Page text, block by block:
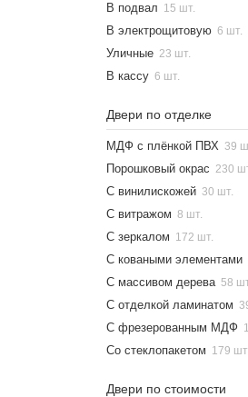
В подвал 15 шт.
В электрощитовую 6 шт.
Уличные 23 шт.
В кассу 6 шт.
Двери по отделке
МДФ с плёнкой ПВХ 39
Порошковый окрас 230
С винилискожей 30 шт.
С витражом 8 шт.
С зеркалом 172 шт.
С коваными элементами
С массивом дерева 58
С отделкой ламинатом
С фрезерованным МДФ
Со стеклопакетом 179 шт.
Двери по стоимости